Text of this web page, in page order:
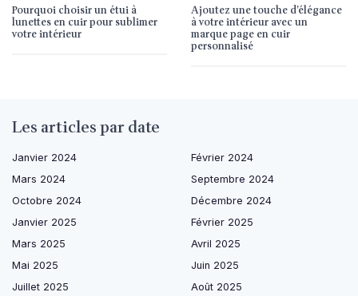
Pourquoi choisir un étui à
lunettes en cuir pour sublimer
votre intérieur
Ajoutez une touche d’élégance
à votre intérieur avec un
marque page en cuir
personnalisé
Les articles par date
Janvier 2024
Février 2024
Mars 2024
Septembre 2024
Octobre 2024
Décembre 2024
Janvier 2025
Février 2025
Mars 2025
Avril 2025
Mai 2025
Juin 2025
Juillet 2025
Août 2025